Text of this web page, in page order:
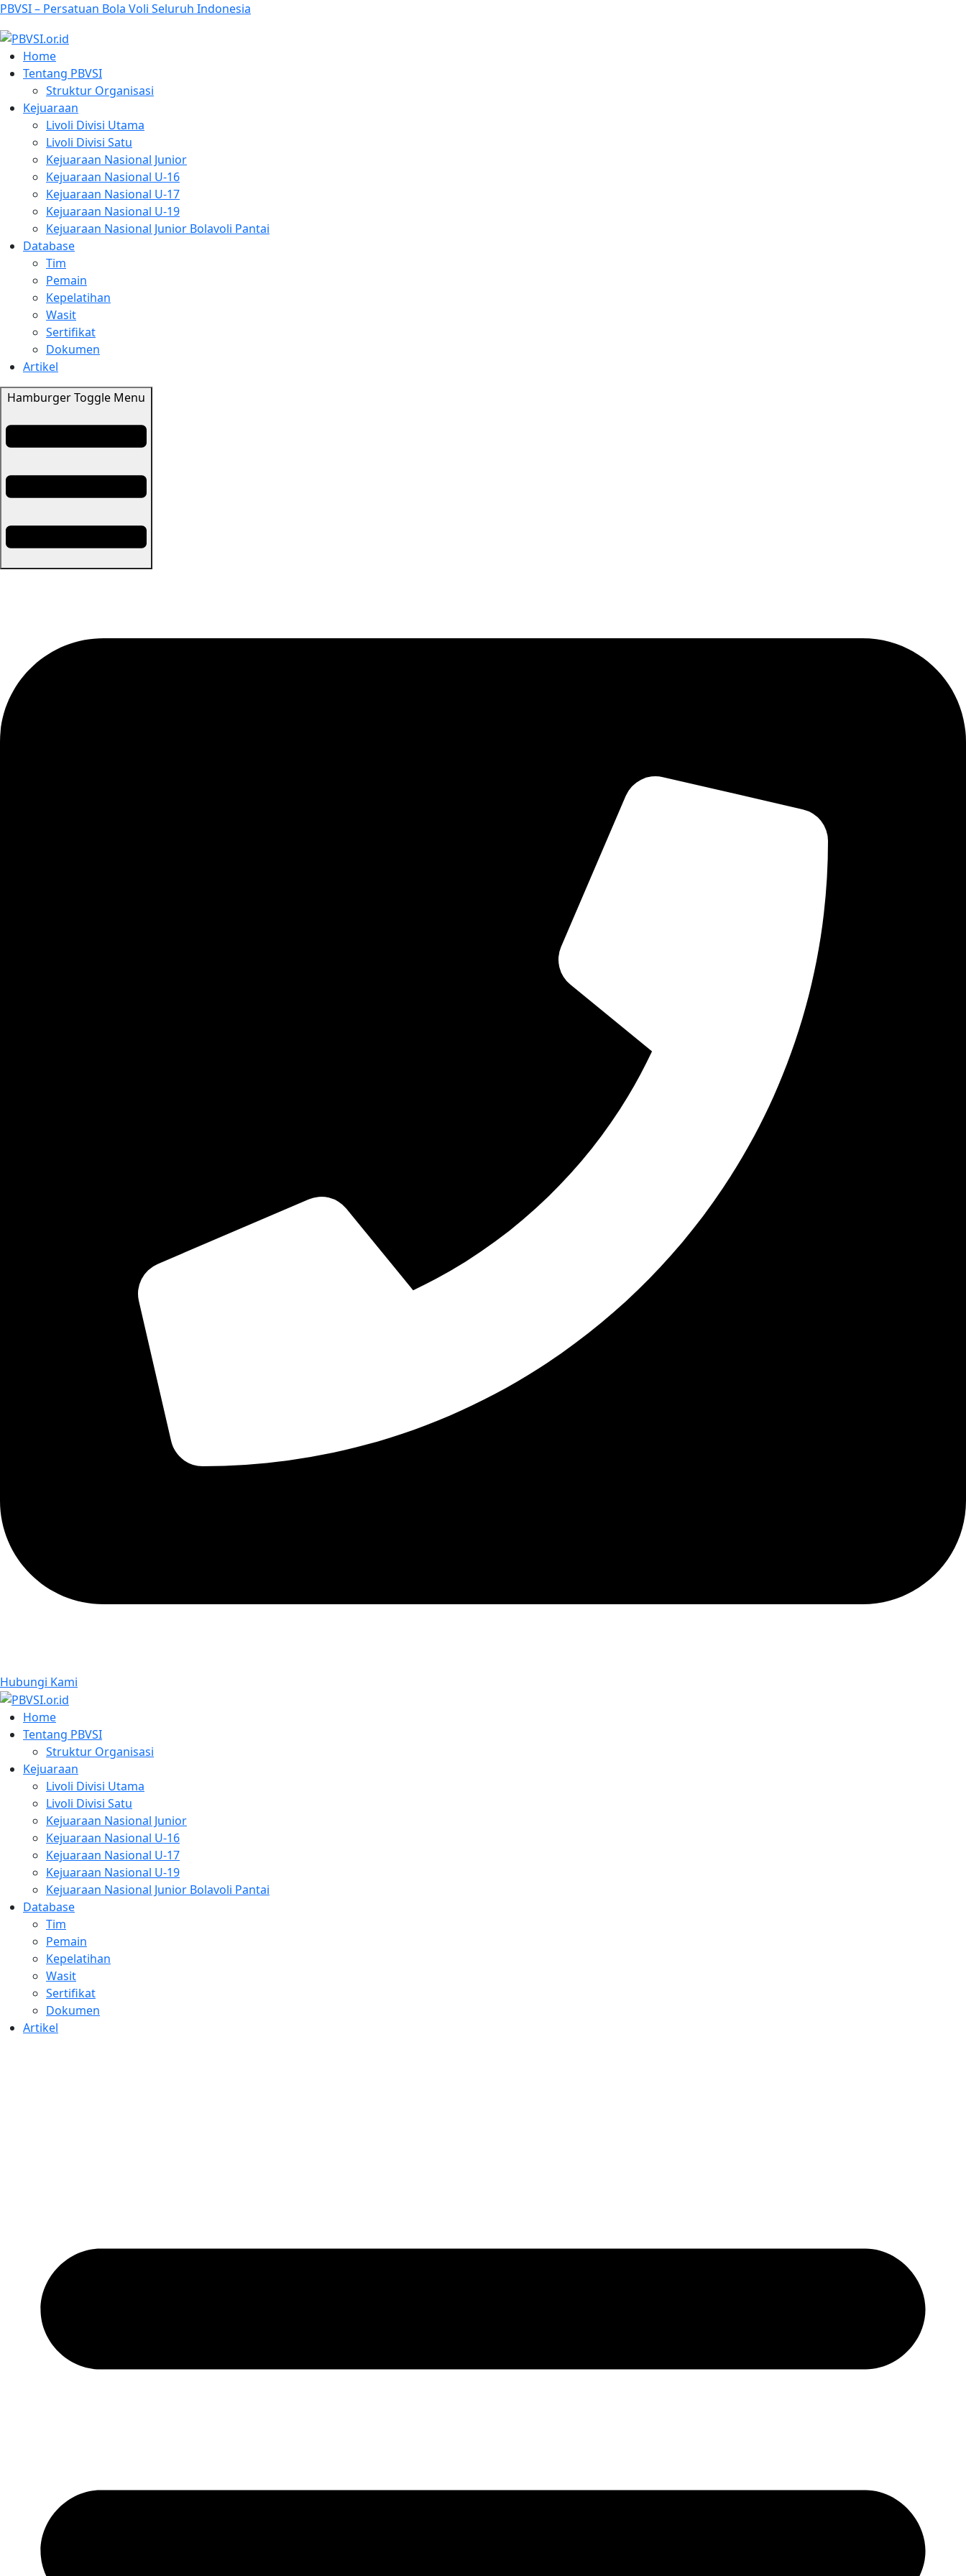
PBVSI – Persatuan Bola Voli Seluruh Indonesia
Home
Tentang PBVSI
Struktur Organisasi
Kejuaraan
Livoli Divisi Utama
Livoli Divisi Satu
Kejuaraan Nasional Junior
Kejuaraan Nasional U-16
Kejuaraan Nasional U-17
Kejuaraan Nasional U-19
Kejuaraan Nasional Junior Bolavoli Pantai
Database
Tim
Pemain
Kepelatihan
Wasit
Sertifikat
Dokumen
Artikel
Hamburger Toggle Menu
Hubungi Kami
Home
Tentang PBVSI
Struktur Organisasi
Kejuaraan
Livoli Divisi Utama
Livoli Divisi Satu
Kejuaraan Nasional Junior
Kejuaraan Nasional U-16
Kejuaraan Nasional U-17
Kejuaraan Nasional U-19
Kejuaraan Nasional Junior Bolavoli Pantai
Database
Tim
Pemain
Kepelatihan
Wasit
Sertifikat
Dokumen
Artikel